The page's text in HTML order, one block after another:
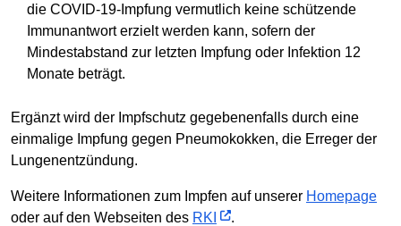
die COVID-19-Impfung vermutlich keine schützende
Immunantwort erzielt werden kann, sofern der
Mindestabstand zur letzten Impfung oder Infektion 12
Monate beträgt.
Ergänzt wird der Impfschutz gegebenenfalls durch eine
einmalige Impfung gegen Pneumokokken, die Erreger der
Lungenentzündung.
Weitere Informationen zum Impfen auf unserer Homepage
oder auf den Webseiten des RKI .